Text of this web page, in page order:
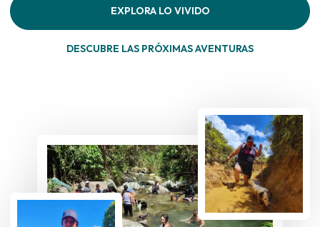
EXPLORA LO VIVIDO
DESCUBRE LAS PRÓXIMAS AVENTURAS